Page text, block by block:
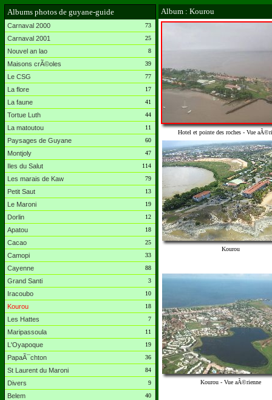
Albums photos de guyane-guide
Carnaval 2000 73
Carnaval 2001 25
Nouvel an lao 8
Maisons crÃ©oles 39
Le CSG 77
La flore 17
La faune 41
Tortue Luth 44
La matoutou 11
Paysages de Guyane 60
Montjoly 47
Iles du Salut 114
Les marais de Kaw 79
Petit Saut 13
Le Maroni 19
Dorlin 12
Apatou 18
Cacao 25
Camopi 33
Cayenne 88
Grand Santi 3
Iracoubo 10
Kourou 18
Les Hattes 7
Maripassoula 11
L'Oyapoque 19
PapaÃ¯chton 36
St Laurent du Maroni 84
Divers 9
Belem 40
Album : Kourou
Hotel et pointe des roches - Vue
Kourou
Kourou - Vue aÃ©rienne